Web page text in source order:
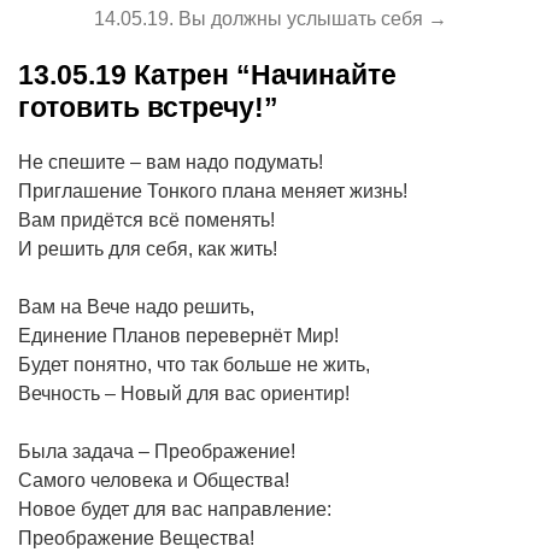
14.05.19. Вы должны услышать себя →
13.05.19 Катрен “Начинайте
готовить встречу!”
Не спешите – вам надо подумать!
Приглашение Тонкого плана меняет жизнь!
Вам придётся всё поменять!
И решить для себя, как жить!
Вам на Вече надо решить,
Единение Планов перевернёт Мир!
Будет понятно, что так больше не жить,
Вечность – Новый для вас ориентир!
Была задача – Преображение!
Самого человека и Общества!
Новое будет для вас направление:
Преображение Вещества!